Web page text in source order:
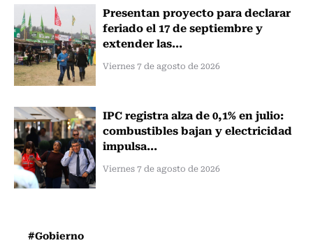
Presentan proyecto para declarar
feriado el 17 de septiembre y
extender las...
Viernes 7 de agosto de 2026
IPC registra alza de 0,1% en julio:
combustibles bajan y electricidad
impulsa...
Viernes 7 de agosto de 2026
#Gobierno